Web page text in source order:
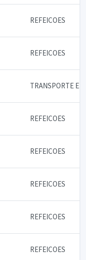
REFEICOES
REFEICOES
TRANSPORTE E
REFEICOES
REFEICOES
REFEICOES
REFEICOES
REFEICOES